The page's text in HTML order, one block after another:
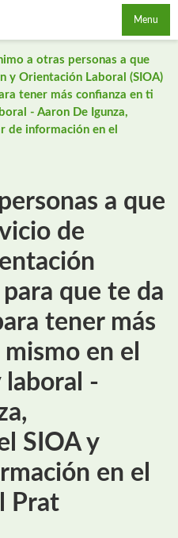
Menu
a otras personas a que
y Orientación Laboral (SIOA)
tener más confianza en ti
- Aaron De Igunza,
de información en el
a que
de
que te da
tener más
en el
laboral -
SIOA y
en el
Prat